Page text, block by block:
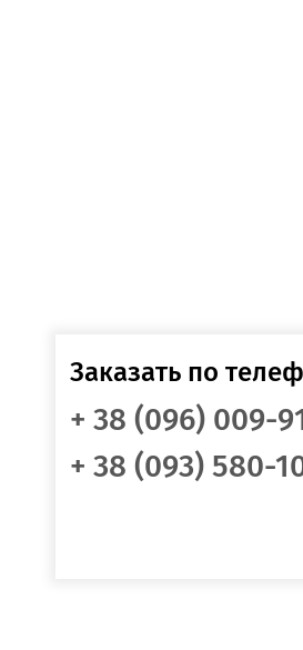
Заказать по
+ 38 (096) 009-
+ 38 (093) 580-